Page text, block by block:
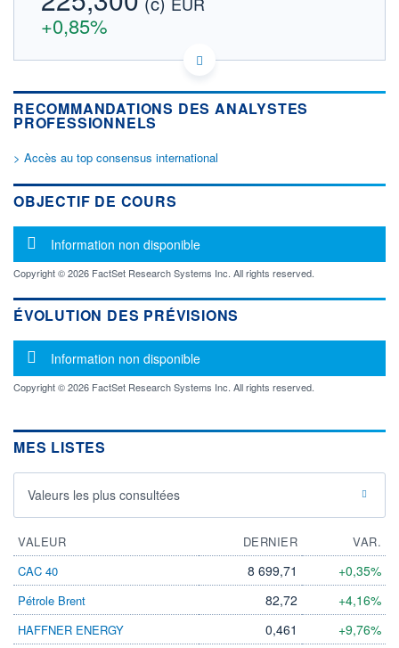
+0,85%
US87162W1009 SUX
Politique d'exécution
Cotation sur les autres places
225,300 223,400
+ HAUT
225,300
+ BAS
VOLUME
0
CAPITAL ÉCHANGÉ
VALORISATION
18 015 MEUR
DERNIER ÉCHANGE
06.08.26 / 17:35:31
LIMITE À LA
BAISSE
LIMITE À LA
HAUSSE
RENDEMENT
- -
0,00 EUR DIVIDENDE
-
Non éligible
Boursobank
+ LISTE
RECOMMANDATIONS DES ANALYSTES
PROFESSIONNELS
> Accès au top consensus international
OBJECTIF DE COURS
Message d'information
Information non disponible
Copyright © 2026 FactSet Research Systems Inc. All rights reserved.
ÉVOLUTION DES PRÉVISIONS
Message d'information
Information non disponible
Copyright © 2026 FactSet Research Systems Inc. All rights reserved.
MES LISTES
Valeurs les plus consultées
VALEUR DERNIER
VAR.
CAC 40
8 699,71 +0,35%
Pétrole Brent 82,72 +4,16%
HAFFNER ENERGY 0,461 +9,76%